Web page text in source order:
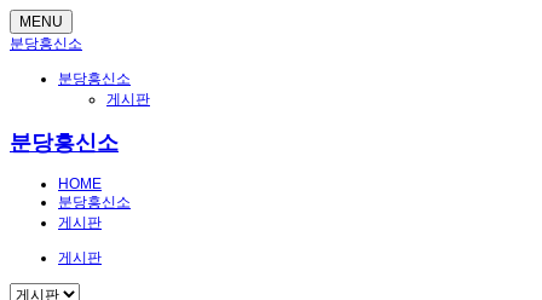
MENU
분당흥신소
분당흥신소
게시판
분당흥신소
HOME
분당흥신소
게시판
게시판